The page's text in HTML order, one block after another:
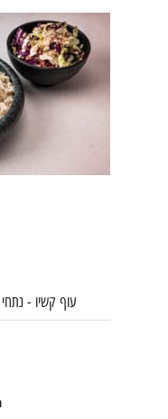
הערות
עוף קשיו - נתחי